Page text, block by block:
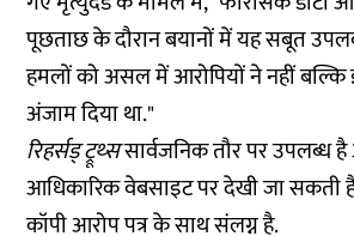
पूछताछ के दौरान बयानों में यह सबूत
हमलों को असल में आरोपियों ने नहीं बल्कि
अंजाम दिया था."
रिहर्सड् ट्रूथ्ससार्वजनिक तौर पर उपलब्ध
आधिकारिक वेबसाइट परदेखीजा सकती
कॉपी आरोप पत्र के साथ संलग्न है.